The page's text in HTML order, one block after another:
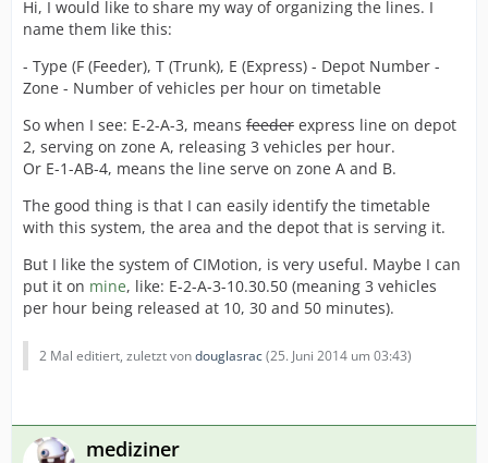
Hi, I would like to share my way of organizing the lines. I
name them like this:
- Type (F (Feeder), T (Trunk), E (Express) - Depot Number -
Zone - Number of vehicles per hour on timetable
So when I see: E-2-A-3, means feeder express line on depot
2, serving on zone A, releasing 3 vehicles per hour.
Or E-1-AB-4, means the line serve on zone A and B.
The good thing is that I can easily identify the timetable
with this system, the area and the depot that is serving it.
But I like the system of CIMotion, is very useful. Maybe I can
put it on mine, like: E-2-A-3-10.30.50 (meaning 3 vehicles
per hour being released at 10, 30 and 50 minutes).
2 Mal editiert, zuletzt vondouglasrac(25. Juni 2014 um 03:43)
mediziner